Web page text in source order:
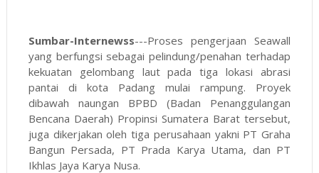
Sumbar-Internewss---Proses pengerjaan Seawall
yang berfungsi sebagai pelindung/penahan terhadap
kekuatan gelombang laut pada tiga lokasi abrasi
pantai di kota Padang mulai rampung. Proyek
dibawah naungan BPBD (Badan Penanggulangan
Bencana Daerah) Propinsi Sumatera Barat tersebut,
juga dikerjakan oleh tiga perusahaan yakni PT Graha
Bangun Persada, PT Prada Karya Utama, dan PT
Ikhlas Jaya Karya Nusa.